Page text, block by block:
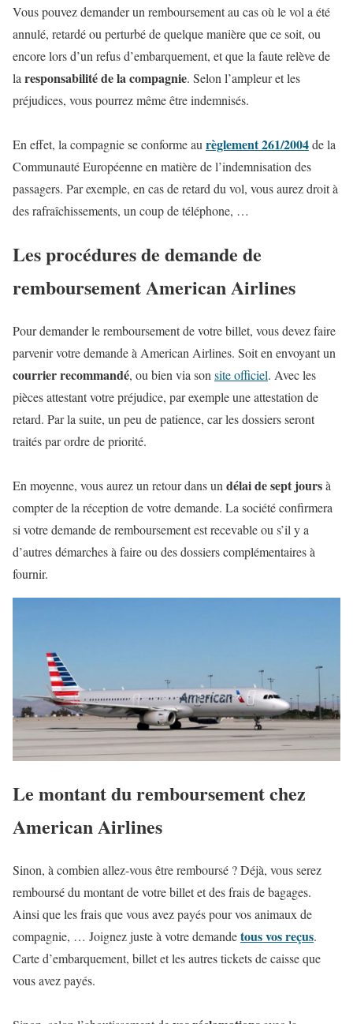
Vous pouvez demander un remboursement au cas où le vol a été
annulé, retardé ou perturbé de quelque manière que ce soit, ou
encore lors d’un refus d’embarquement, et que la faute relève de
laresponsabilité de la compagnie. Selon l’ampleur et les
préjudices, vous pourrez même être indemnisés.
En effet, la compagnie se conforme aurèglement 261/2004de la
Communauté Européenne en matière de l’indemnisation des
passagers. Par exemple, en cas de retard du vol, vous aurez droit à
des rafraîchissements, un coup de téléphone, …
Les procédures de demande de
remboursement American Airlines
Pour demander le remboursement de votre billet, vous devez faire
parvenir votre demande à American Airlines. Soit en envoyant un
courrier recommandé, ou bien via son site officiel. Avec les
pièces attestant votre préjudice, par exemple une attestation de
retard. Par la suite, un peu de patience, car les dossiers seront
traités par ordre de priorité.
En moyenne, vous aurez un retour dans un délai de sept joursà
compter de la réception de votre demande. La société confirmera
si votre demande de remboursement est recevable ou s’il y a
d’autres démarches à faire ou des dossiers complémentaires à
fournir.
Le montant du remboursement chez
American Airlines
Sinon, à combien allez-vous être remboursé ? Déjà, vous serez
remboursé du montant de votre billet et des frais de bagages.
Ainsi que les frais que vous avez payés pour vos animaux de
compagnie, … Joignez juste à votre demandetous vos reçus.
Carte d’embarquement, billet et les autres tickets de caisse que
vous avez payés.